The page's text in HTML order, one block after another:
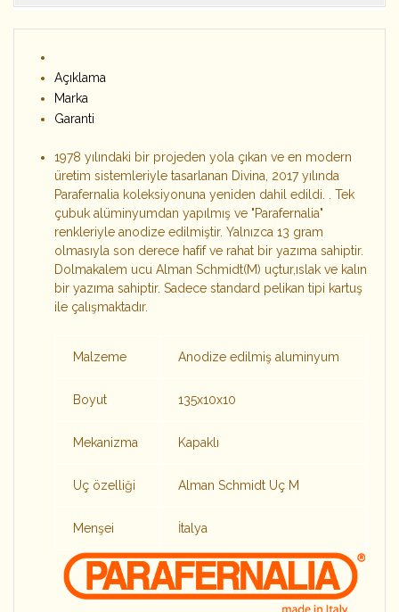
Açıklama
Marka
Garanti
1978 yılındaki bir projeden yola çıkan ve en modern
üretim sistemleriyle tasarlanan Divina, 2017 yılında
Parafernalia koleksiyonuna yeniden dahil edildi.
Tek
çubuk alüminyumdan yapılmış ve "Parafernalia"
renkleriyle anodize edilmiştir. Yalnızca 13 gram
olmasıyla son derece hafif ve rahat bir yazıma sahiptir.
Dolmakalem ucu Alman Schmidt(M) uçtur,ıslak ve kalın
bir yazıma sahiptir. Sadece standard pelikan tipi kartuş
ile çalışmaktadır.
Malzeme Anodize edilmiş aluminyum
Boyut 135x10x10
Mekanizma Kapaklı
Uç özelliği Alman Schmidt Uç M
Menşei İtalya